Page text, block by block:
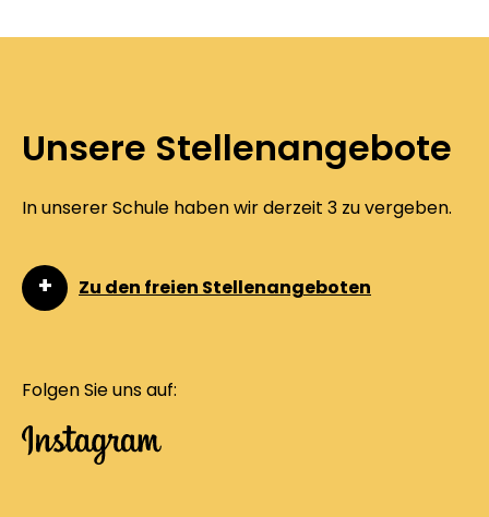
Unsere Stellenangebote
In unserer Schule haben wir derzeit 3 zu vergeben.
Zu den freien Stellenangeboten
Folgen Sie uns auf: